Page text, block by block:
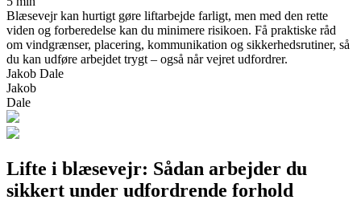
Blæsevejr kan hurtigt gøre liftarbejde farligt, men med den rette
viden og forberedelse kan du minimere risikoen. Få praktiske råd
om vindgrænser, placering, kommunikation og sikkerhedsrutiner, så
du kan udføre arbejdet trygt – også når vejret udfordrer.
Jakob Dale
Jakob
Dale
Lifte i blæsevejr: Sådan arbejder du
sikkert under udfordrende forhold